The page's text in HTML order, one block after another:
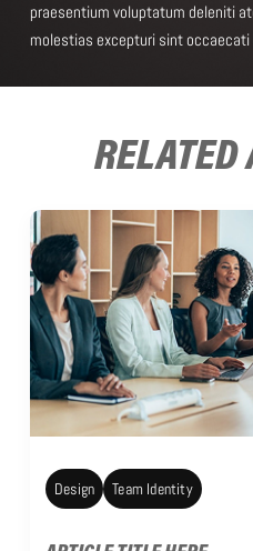
praesentium voluptatum deleniti
molestias excepturi sint
RELATED
Design Team Identity